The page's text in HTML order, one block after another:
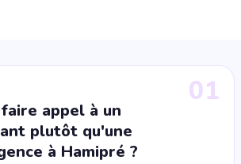
01
appel à un
plutôt qu'une
à Hamipré ?